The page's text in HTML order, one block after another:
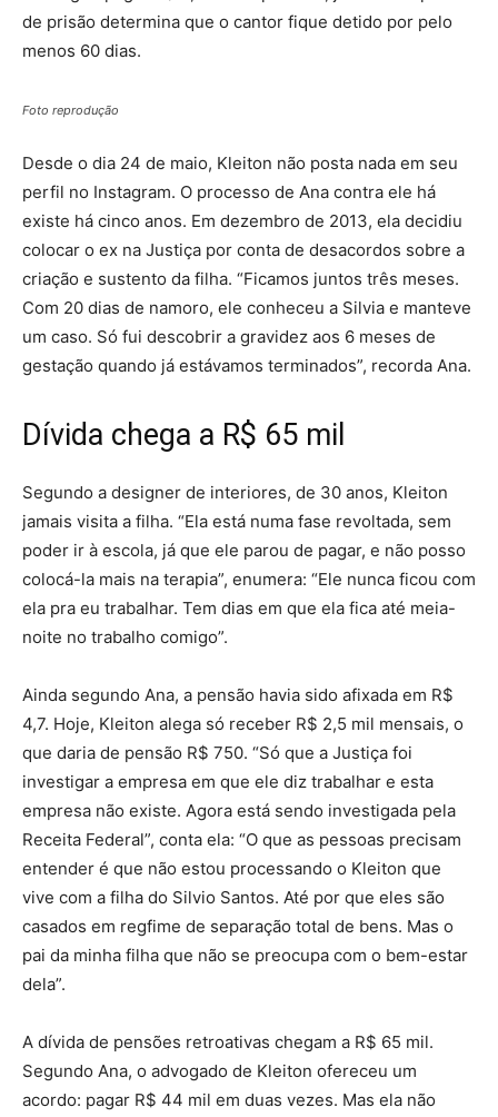
de prisão determina que o cantor fique detido por pelo
menos 60 dias.
Foto reprodução
Desde o dia 24 de maio, Kleiton não posta nada em seu
perfil no Instagram. O processo de Ana contra ele há
existe há cinco anos. Em dezembro de 2013, ela decidiu
colocar o ex na Justiça por conta de desacordos sobre a
criação e sustento da filha. “Ficamos juntos três meses.
Com 20 dias de namoro, ele conheceu a Silvia e manteve
um caso. Só fui descobrir a gravidez aos 6 meses de
gestação quando já estávamos terminados”, recorda Ana.
Dívida chega a R$ 65 mil
Segundo a designer de interiores, de 30 anos, Kleiton
jamais visita a filha. “Ela está numa fase revoltada, sem
poder ir à escola, já que ele parou de pagar, e não posso
colocá-la mais na terapia”, enumera: “Ele nunca ficou com
ela pra eu trabalhar. Tem dias em que ela fica até meia-
noite no trabalho comigo”.
Ainda segundo Ana, a pensão havia sido afixada em R$
4,7. Hoje, Kleiton alega só receber R$ 2,5 mil mensais, o
que daria de pensão R$ 750. “Só que a Justiça foi
investigar a empresa em que ele diz trabalhar e esta
empresa não existe. Agora está sendo investigada pela
Receita Federal”, conta ela: “O que as pessoas precisam
entender é que não estou processando o Kleiton que
vive com a filha do Silvio Santos. Até por que eles são
casados em regfime de separação total de bens. Mas o
pai da minha filha que não se preocupa com o bem-estar
dela”.
A dívida de pensões retroativas chegam a R$ 65 mil.
Segundo Ana, o advogado de Kleiton ofereceu um
acordo: pagar R$ 44 mil em duas vezes. Mas ela não